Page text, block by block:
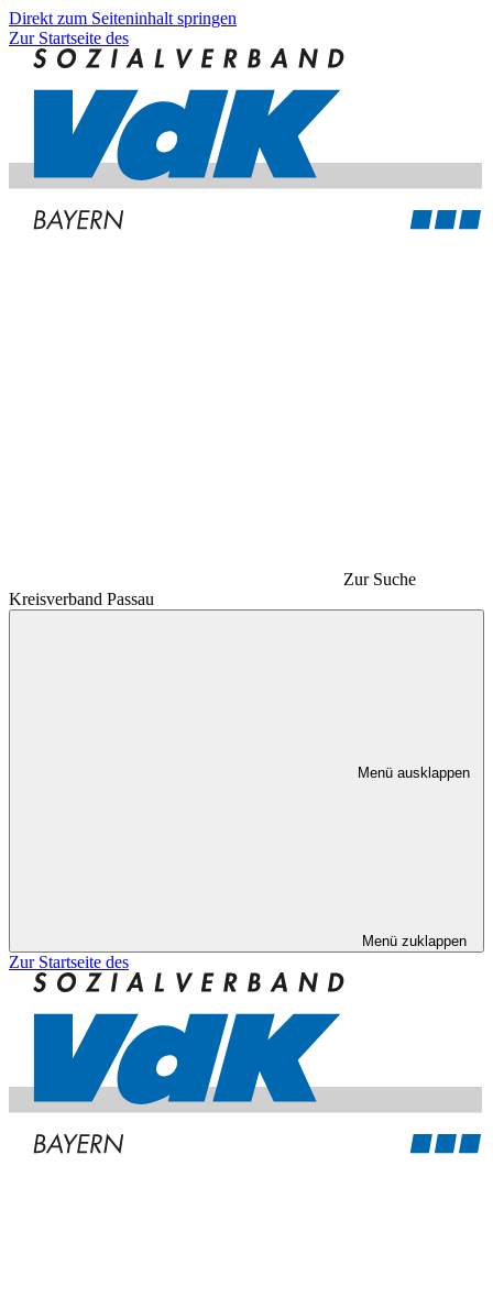
Direkt zum Seiteninhalt springen
Zur Startseite des
Zur Suche
Kreisverband Passau
Menü ausklappen
Menü zuklappen
Zur Startseite des